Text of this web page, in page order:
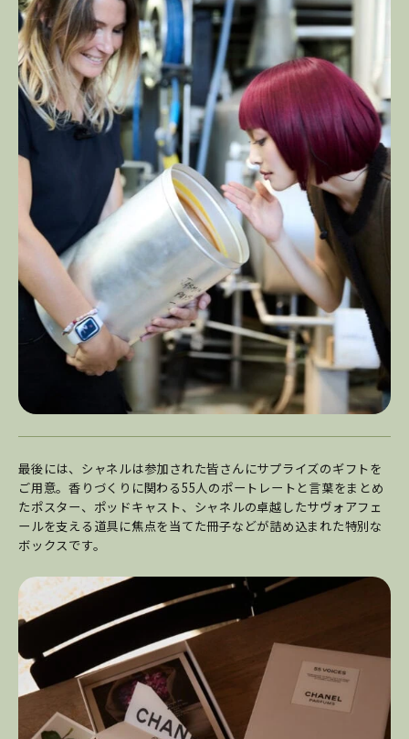
最後には、シャネルは参加された皆さんにサプライズのギフトを
ご用意。香りづくりに関わる55人のポートレートと言葉をまとめ
たポスター、ポッドキャスト、シャネルの卓越したサヴォアフェ
ールを支える道具に焦点を当てた冊子などが詰め込まれた特別な
ボックスです。